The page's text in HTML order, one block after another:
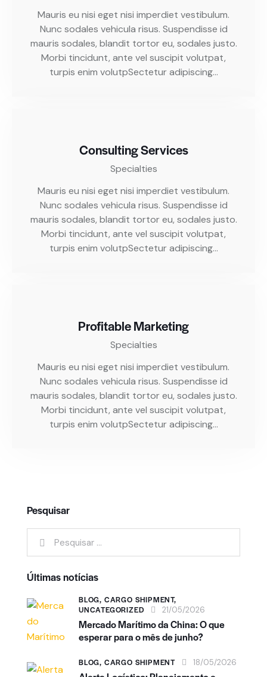
Mauris eu nisi eget nisi imperdiet vestibulum.
Nunc sodales vehicula risus. Suspendisse id
mauris sodales, blandit tortor eu, sodales justo.
Morbi tincidunt, ante vel suscipit volutpat,
turpis enim volutpSectetur adipiscing…
Consulting Services
Specialties
Mauris eu nisi eget nisi imperdiet vestibulum.
Nunc sodales vehicula risus. Suspendisse id
mauris sodales, blandit tortor eu, sodales justo.
Morbi tincidunt, ante vel suscipit volutpat,
turpis enim volutpSectetur adipiscing…
Profitable Marketing
Specialties
Mauris eu nisi eget nisi imperdiet vestibulum.
Nunc sodales vehicula risus. Suspendisse id
mauris sodales, blandit tortor eu, sodales justo.
Morbi tincidunt, ante vel suscipit volutpat,
turpis enim volutpSectetur adipiscing…
Pesquisar
Últimas notícias
BLOG, CARGO SHIPMENT,
UNCATEGORIZED
21/05/2026
Mercado Marítimo da China: O que
esperar para o mês de junho?
BLOG, CARGO SHIPMENT 18/05/2026